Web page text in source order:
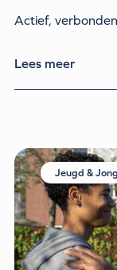
Actief,
Lees meer
Jeugd &